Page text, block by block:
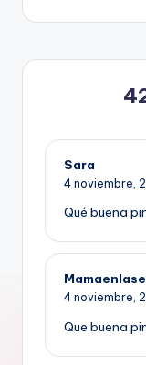
Sara
4 noviembre,
Qué buena
4 noviembre,
Que buena